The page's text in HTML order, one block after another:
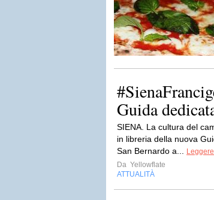
Guida
SIENA. La cultura del
in libreria della nuova
San Bernardo a...
Da Yellowflate
ATTUALITÀ